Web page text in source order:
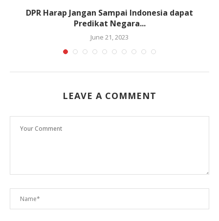
DPR Harap Jangan Sampai Indonesia dapat
Predikat Negara...
June 21, 2023
LEAVE A COMMENT